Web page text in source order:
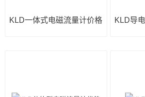
KLD一体式电磁流量计价格 KLD导